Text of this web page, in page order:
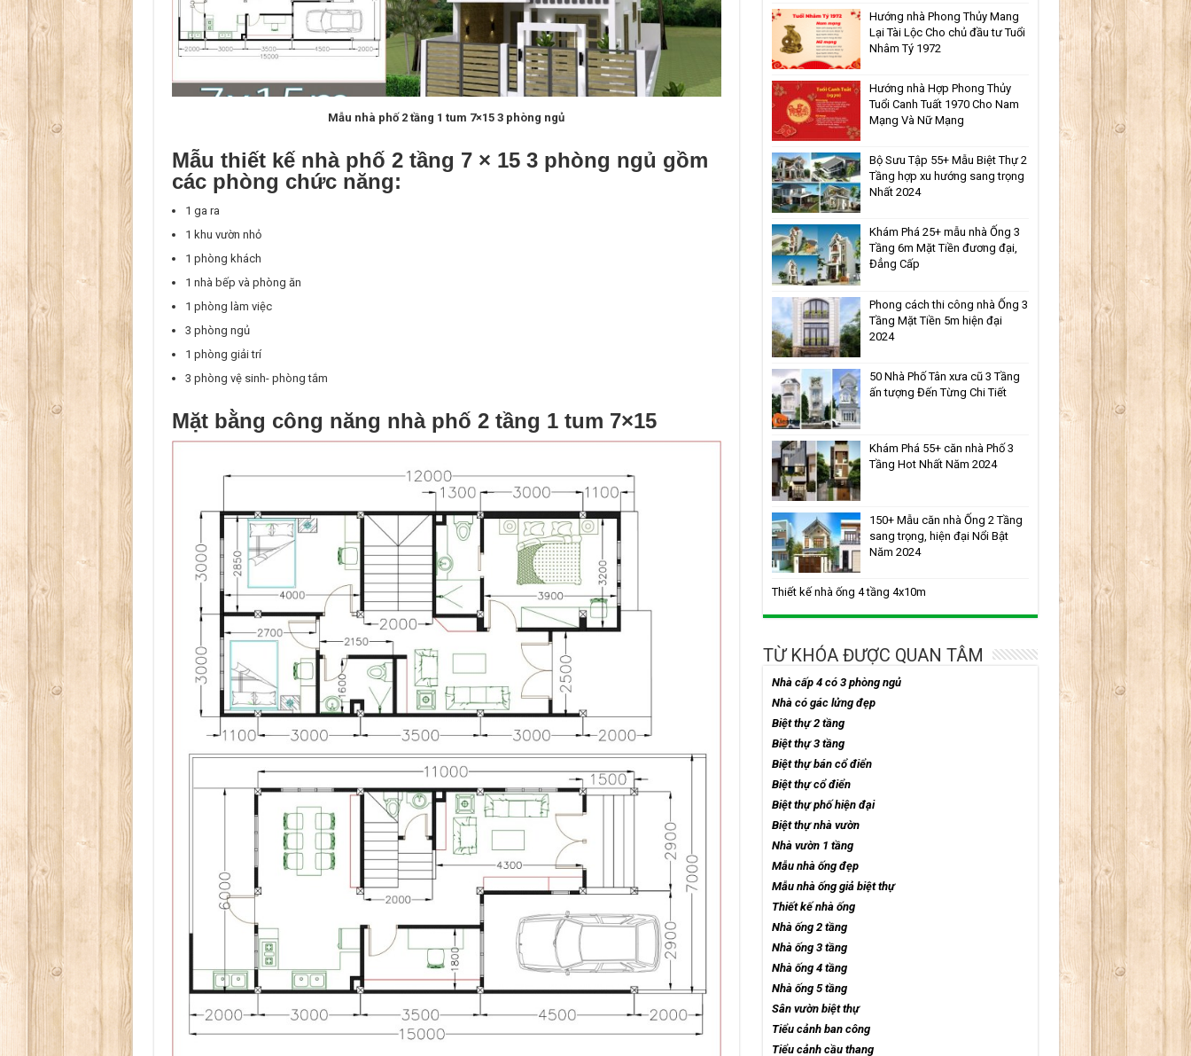
Mẫu nhà phố 2 tầng 1 tum 7×15 3 phòng ngủ
Mẫu thiết kế nhà phố 2 tầng 7 × 15 3 phòng ngủ gồm
các phòng chức năng:
1 ga ra
1 khu vườn nhỏ
1 phòng khách
1 nhà bếp và phòng ăn
1 phòng làm việc
3 phòng ngủ
1 phòng giải trí
3 phòng vệ sinh- phòng tắm
Mặt bằng công năng nhà phố 2 tầng 1 tum 7×15
Hướng nhà Phong Thủy Mang
Lại Tài Lộc Cho chủ đầu tư Tuổi
Nhâm Tý 1972
Hướng nhà Hợp Phong Thủy
Tuổi Canh Tuất 1970 Cho Nam
Mạng Và Nữ Mạng
Bộ Sưu Tập 55+ Mẫu Biệt Thự 2
Tầng hợp xu hướng sang trọng
Nhất 2024
Khám Phá 25+ mẫu nhà Ống 3
Tầng 6m Mặt Tiền đương đại,
Đẳng Cấp
Phong cách thi công nhà Ống 3
Tầng Mặt Tiền 5m hiện đại
2024
50 Nhà Phố Tân xưa cũ 3 Tầng
ấn tượng Đến Từng Chi Tiết
Khám Phá 55+ căn nhà Phố 3
Tầng Hot Nhất Năm 2024
150+ Mẫu căn nhà Ống 2 Tầng
sang trọng, hiện đại Nổi Bật
Năm 2024
Thiết kế nhà ống 4 tầng 4x10m
TỪ KHÓA ĐƯỢC QUAN TÂM
Nhà cấp 4 có 3 phòng ngủ
Nhà có gác lửng đẹp
Biệt thự 2 tầng
Biệt thự 3 tầng
Biệt thự bán cổ điển
Biệt thự cổ điển
Biệt thự phố hiện đại
Biệt thự nhà vườn
Nhà vườn 1 tầng
Mẫu nhà ống đẹp
Mẫu nhà ống giả biệt thự
Thiết kế nhà ống
Nhà ống 2 tầng
Nhà ống 3 tầng
Nhà ống 4 tầng
Nhà ống 5 tầng
Sân vườn biệt thự
Tiểu cảnh ban công
Tiểu cảnh cầu thang